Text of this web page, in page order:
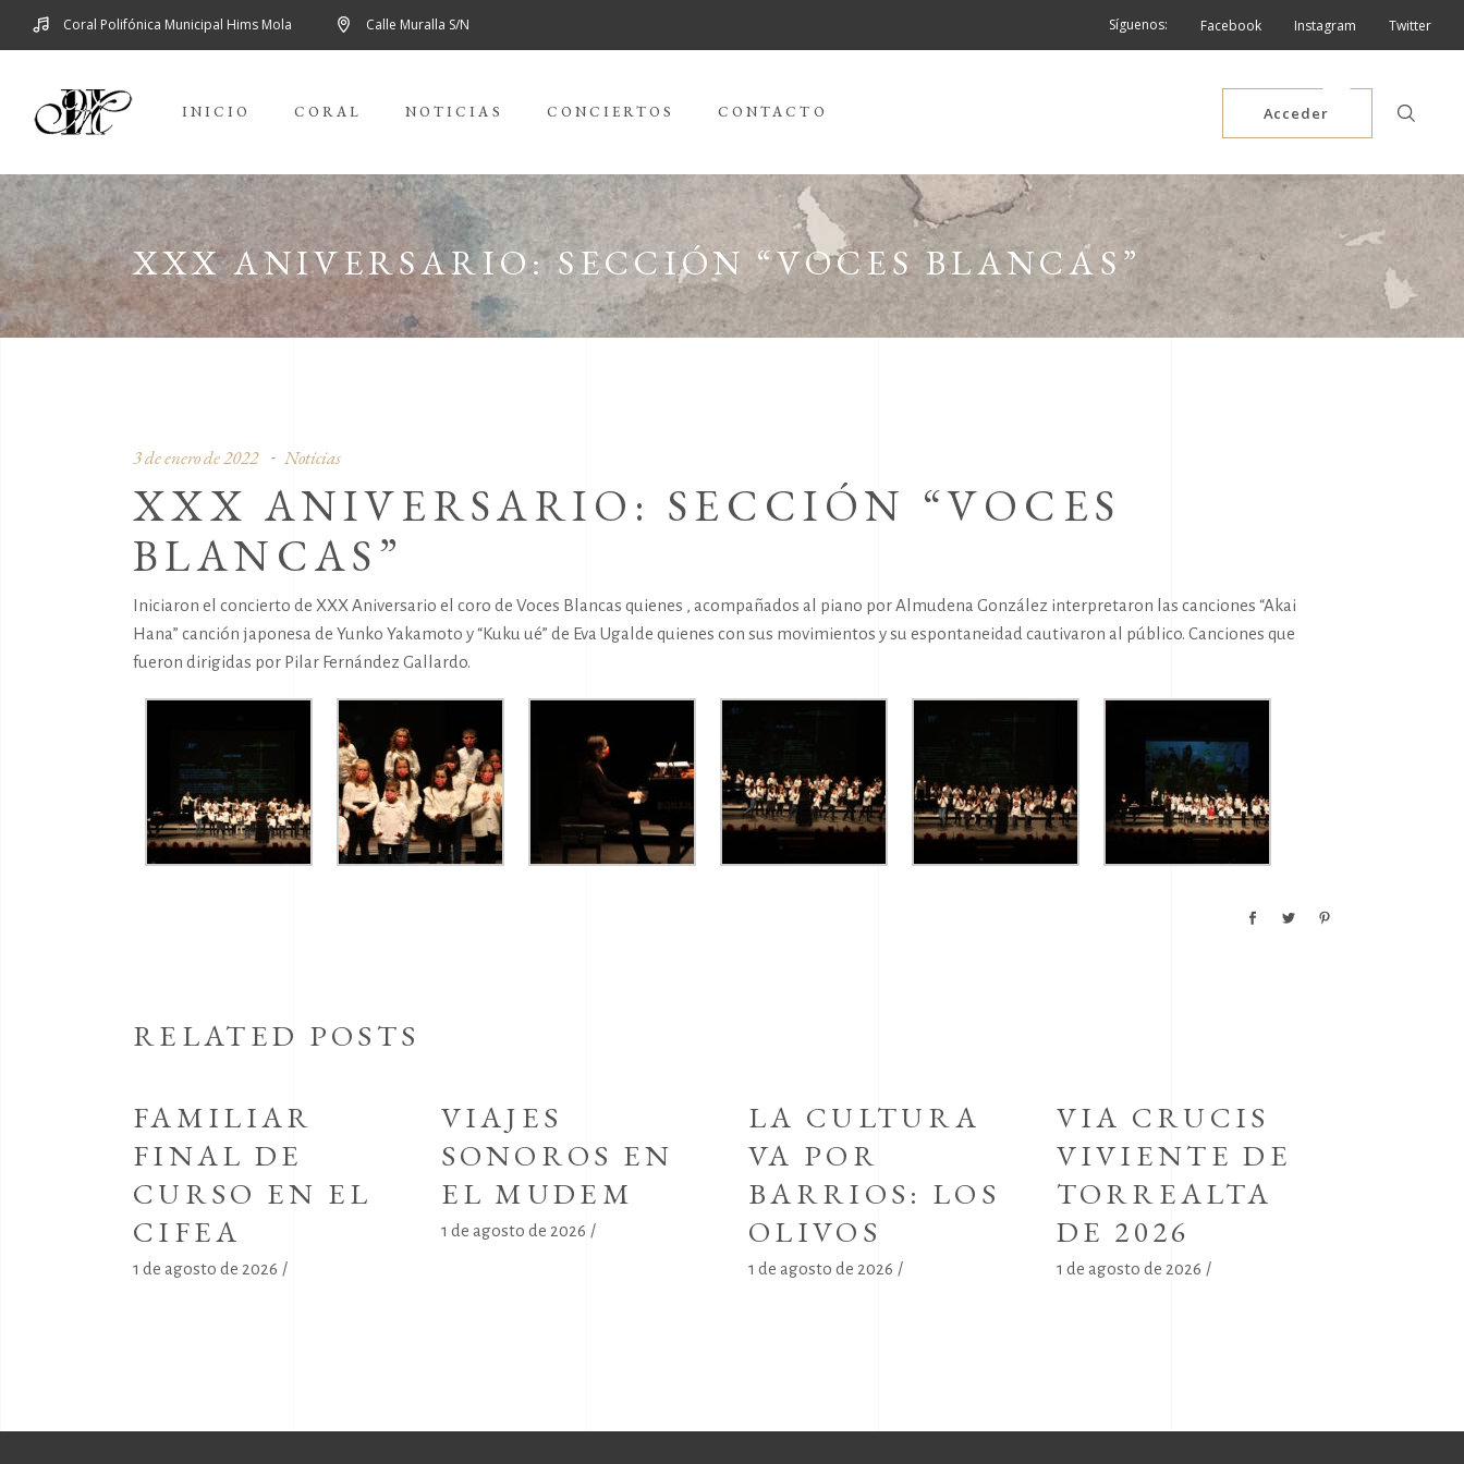
Coral Polifónica Municipal Hims Mola Calle Muralla S/N Síguenos: Facebook Instagram Twitter
INICIO CORAL NOTICIAS CONCIERTOS CONTACTO Acceder
XXX ANIVERSARIO: SECCIÓN “VOCES BLANCAS”
3 de enero de 2022 Noticias
XXX ANIVERSARIO: SECCIÓN “VOCES
BLANCAS”
Iniciaron el concierto de XXX Aniversario el coro de Voces Blancas quienes , acompañados al piano por Almudena González interpretaron las canciones “Akai
Hana” canción japonesa de Yunko Yakamoto y “Kuku ué” de Eva Ugalde quienes con sus movimientos y su espontaneidad cautivaron al público. Canciones que
fueron dirigidas por Pilar Fernández Gallardo.
RELATED POSTS
FAMILIAR
FINAL DE
CURSO EN EL
CIFEA
1 de agosto de 2026
VIAJES
SONOROS EN
EL MUDEM
1 de agosto de 2026
LA CULTURA
VA POR
BARRIOS: LOS
OLIVOS
1 de agosto de 2026
VIA CRUCIS
VIVIENTE DE
TORREALTA
DE 2026
1 de agosto de 2026